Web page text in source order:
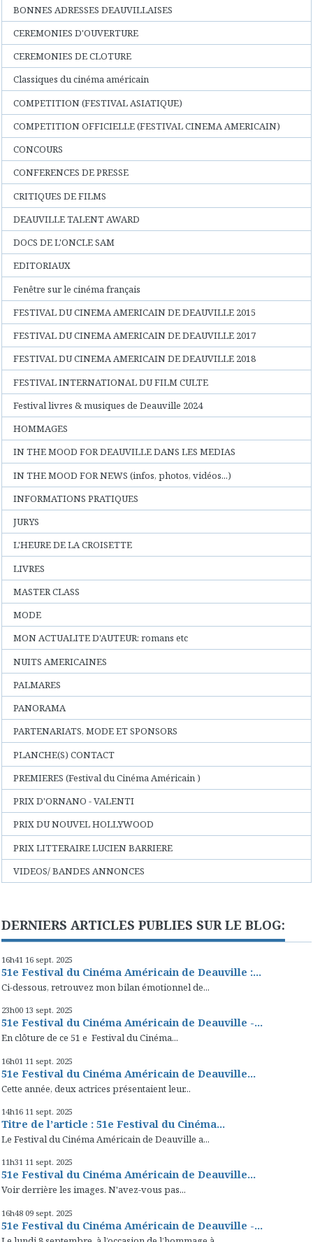
BONNES ADRESSES DEAUVILLAISES
CEREMONIES D'OUVERTURE
CEREMONIES DE CLOTURE
Classiques du cinéma américain
COMPETITION (FESTIVAL ASIATIQUE)
COMPETITION OFFICIELLE (FESTIVAL CINEMA AMERICAIN)
CONCOURS
CONFERENCES DE PRESSE
CRITIQUES DE FILMS
DEAUVILLE TALENT AWARD
DOCS DE L'ONCLE SAM
EDITORIAUX
Fenêtre sur le cinéma français
FESTIVAL DU CINEMA AMERICAIN DE DEAUVILLE 2015
FESTIVAL DU CINEMA AMERICAIN DE DEAUVILLE 2017
FESTIVAL DU CINEMA AMERICAIN DE DEAUVILLE 2018
FESTIVAL INTERNATIONAL DU FILM CULTE
Festival livres & musiques de Deauville 2024
HOMMAGES
IN THE MOOD FOR DEAUVILLE DANS LES MEDIAS
IN THE MOOD FOR NEWS (infos, photos, vidéos...)
INFORMATIONS PRATIQUES
JURYS
L'HEURE DE LA CROISETTE
LIVRES
MASTER CLASS
MODE
MON ACTUALITE D'AUTEUR: romans etc
NUITS AMERICAINES
PALMARES
PANORAMA
PARTENARIATS, MODE ET SPONSORS
PLANCHE(S) CONTACT
PREMIERES (Festival du Cinéma Américain )
PRIX D'ORNANO - VALENTI
PRIX DU NOUVEL HOLLYWOOD
PRIX LITTERAIRE LUCIEN BARRIERE
VIDEOS/ BANDES ANNONCES
DERNIERS ARTICLES PUBLIES SUR LE BLOG:
16h41 16 sept. 2025
51e Festival du Cinéma Américain de Deauville :...
Ci-dessous, retrouvez mon bilan émotionnel de...
23h00 13 sept. 2025
51e Festival du Cinéma Américain de Deauville -...
En clôture de ce 51 e Festival du Cinéma...
16h01 11 sept. 2025
51e Festival du Cinéma Américain de Deauville...
Cette année, deux actrices présentaient leur...
14h16 11 sept. 2025
Titre de l’article : 51e Festival du Cinéma...
Le Festival du Cinéma Américain de Deauville a...
11h31 11 sept. 2025
51e Festival du Cinéma Américain de Deauville...
Voir derrière les images. N'avez-vous pas...
16h48 09 sept. 2025
51e Festival du Cinéma Américain de Deauville -...